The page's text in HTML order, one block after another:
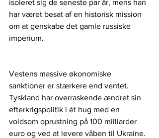
isoleret sig de seneste par år, mens han
har været besat af en historisk mission
om at genskabe det gamle russiske
imperium.
Vestens massive økonomiske
sanktioner er stærkere end ventet.
Tyskland har overraskende ændret sin
efterkrigspolitik i ét hug med en
voldsom oprustning på 100 milliarder
euro og ved at levere våben til Ukraine.